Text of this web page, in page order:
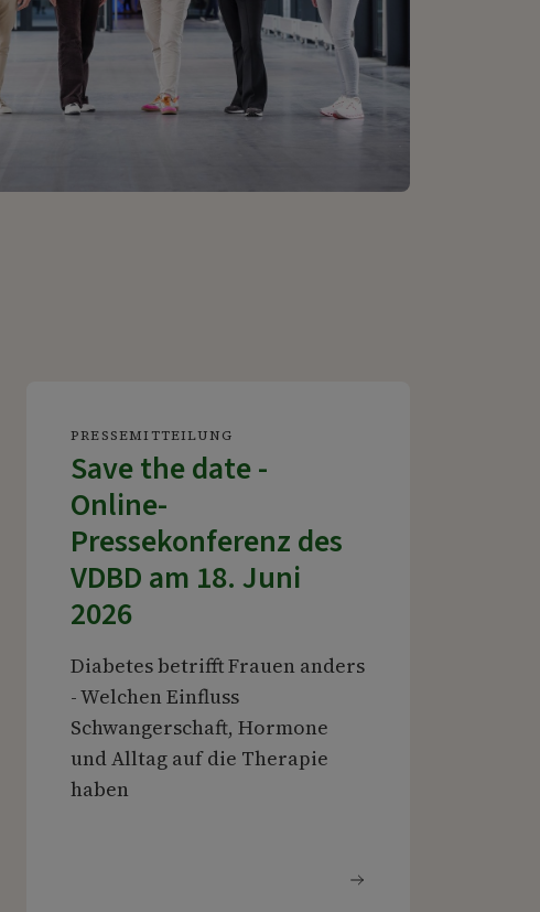
PRESSEMITTEILUNG
Save the date -
Online-
Pressekonferenz des
VDBD am 18. Juni
2026
Diabetes betrifft Frauen anders
- Welchen Einfluss
Schwangerschaft, Hormone
und Alltag auf die Therapie
haben